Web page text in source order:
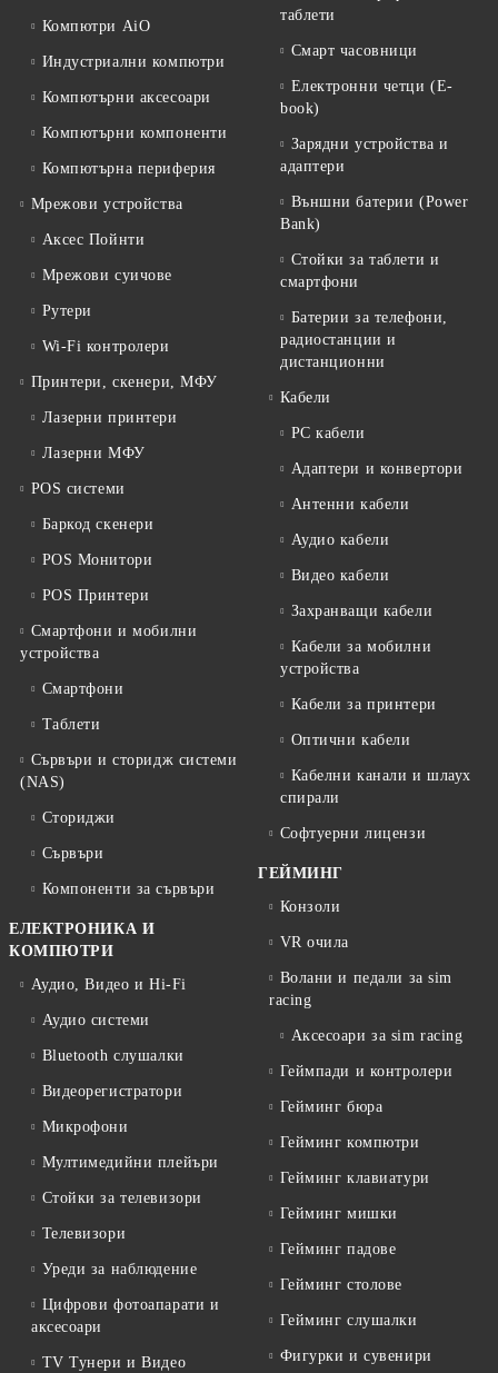
Компютри AiO
Индустриални компютри
Компютърни аксесоари
Компютърни компоненти
Компютърна периферия
Мрежови устройства
Аксес Пойнти
Мрежови суичове
Рутери
Wi-Fi контролери
Принтери, скенери, МФУ
Лазерни принтери
Лазерни МФУ
POS системи
Баркод скенери
POS Монитори
POS Принтери
Смартфони и мобилни
устройства
Смартфони
Таблети
Сървъри и сторидж системи
(NAS)
Сториджи
Сървъри
Компоненти за сървъри
ЕЛЕКТРОНИКА И
КОМПЮТРИ
Аудио, Видео и Hi-Fi
Аудио системи
Bluetooth слушалки
Видеорегистратори
Микрофони
Мултимедийни плейъри
Стойки за телевизори
Телевизори
Уреди за наблюдение
Цифрови фотоапарати и
аксесоари
TV Тунери и Видео
таблети
Смарт часовници
Електронни четци (E-
book)
Зарядни устройства и
адаптери
Външни батерии (Power
Bank)
Стойки за таблети и
смартфони
Батерии за телефони,
радиостанции и
дистанционни
Кабели
PC кабели
Адаптери и конвертори
Антенни кабели
Аудио кабели
Видео кабели
Захранващи кабели
Кабели за мобилни
устройства
Кабели за принтери
Оптични кабели
Кабелни канали и шлаух
спирали
Софтуерни лицензи
ГЕЙМИНГ
Конзоли
VR очила
Волани и педали за sim
racing
Аксесоари за sim racing
Геймпади и контролери
Гейминг бюра
Гейминг компютри
Гейминг клавиатури
Гейминг мишки
Гейминг падове
Гейминг столове
Гейминг слушалки
Фигурки и сувенири